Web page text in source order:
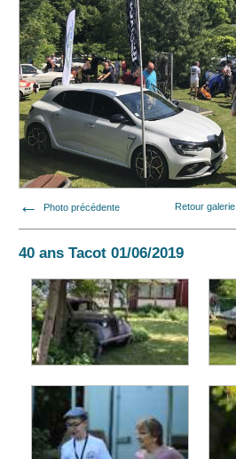
Photo précédente Retour galerie
40 ans Tacot 01/06/2019
Seconde
main
Galerie